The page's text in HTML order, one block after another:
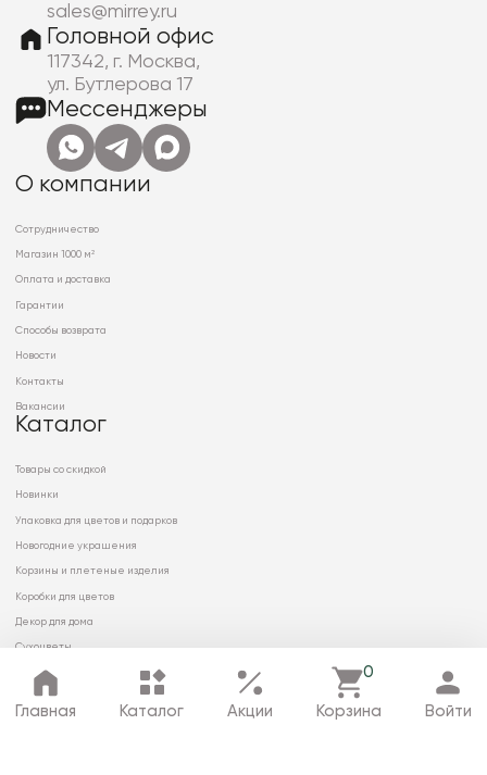
Главная Каталог Акции
0
Корзина Войти
sales@mirrey.ru
Головной офис
117342, г. Москва,
ул. Бутлерова 17
Мессенджеры
О компании
Сотрудничество
Магазин 1000 м²
Оплата и доставка
Гарантии
Способы возврата
Новости
Контакты
Вакансии
Каталог
Товары со скидкой
Новинки
Упаковка для цветов и подарков
Новогодние украшения
Корзины и плетеные изделия
Коробки для цветов
Декор для дома
Сухоцветы
© 2026 ООО «МИРРЭЙ»